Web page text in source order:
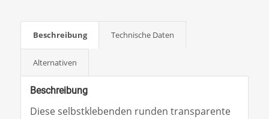
Beschreibung Technische Daten
Alternativen
Beschreibung
Diese selbstklebenden runden transparente